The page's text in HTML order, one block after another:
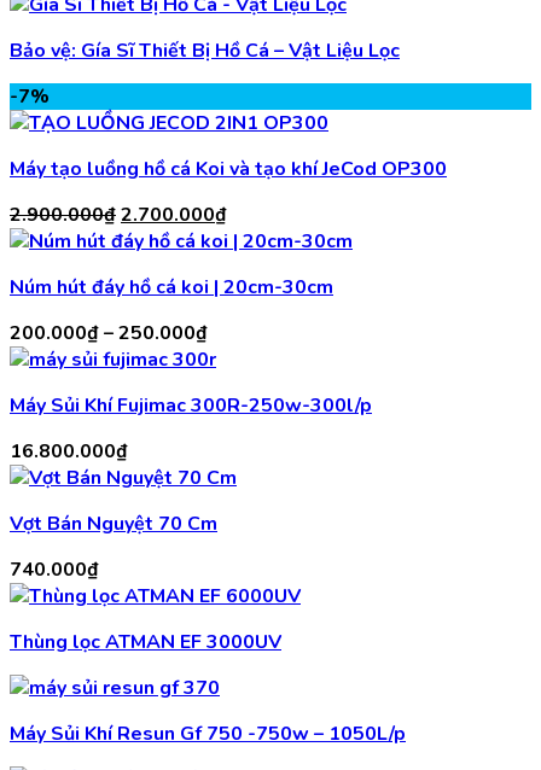
Bảo vệ: Gía Sĩ Thiết Bị Hồ Cá – Vật Liệu Lọc
-7%
Máy tạo luồng hồ cá Koi và tạo khí JeCod OP300
2.900.000₫Giá
gốc
2.900.000₫.
2.700.000₫Giá
hiện
là:
Núm hút đáy hồ cá koi | 20cm-30cm
200.000₫–250.000₫Khoảng
giá:
200.000₫
250.000₫
Máy Sủi Khí Fujimac 300R-250w-300l/p
16.800.000₫
Vợt Bán Nguyệt 70 Cm
740.000₫
Thùng lọc ATMAN EF 3000UV
Máy Sủi Khí Resun Gf 750 -750w – 1050L/p